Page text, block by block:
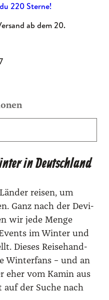
220 Sterne!
ab dem 20.
in Deutschland
rei­sen, um
Ganz nach der Devi­
wir jede Men­ge
im Win­ter und
Die­ses Rei­se­hand­
Win­ter­fans – und an
eher vom Kamin aus
auf der Suche nach